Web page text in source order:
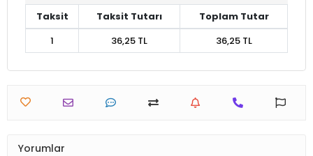
Taksit Taksit Tutarı
Toplam Tutar
1
36,25 TL 36,25 TL
Yorumlar